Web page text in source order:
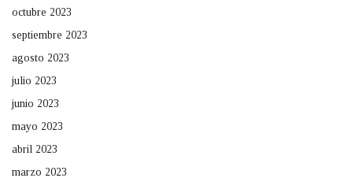
octubre 2023
septiembre 2023
agosto 2023
julio 2023
junio 2023
mayo 2023
abril 2023
marzo 2023